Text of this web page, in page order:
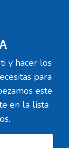
y hacer los
para
este
en la lista